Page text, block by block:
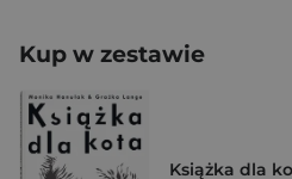
Kup w zestawie
Książka dla